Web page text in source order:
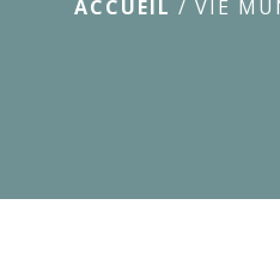
ACCUEIL / VIE